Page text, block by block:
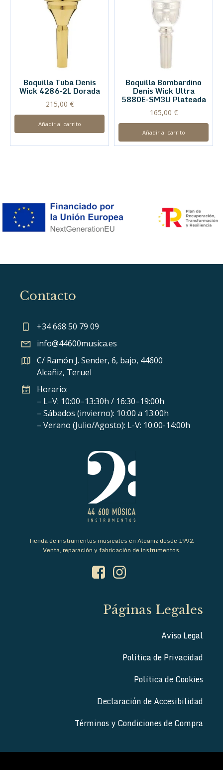
Boquilla Tuba Denis
Wick 4286-2L Dorada
215,00 €
Añadir al carrito
Boquilla Bombardino
Denis Wick Ultra
5880E-SM3U Plateada
165,00 €
Añadir al carrito
Contacto
+34 668 50 79 09
info@44600musica.es
C/ Ramón J. Sender, 6, bajo, 44600
Alcañiz, Teruel
Horario:
– L–V: 10:00–13:30h / 16:30–19:00h
– Sábados (invierno): 10:00 a 13:00h
– Verano (Julio/Agosto): L-V: 10:00-14:00h
Tienda de instrumentos musicales en Alcañiz desde 1992.
Venta, reparación y fabricación de instrumentos.
Páginas Legales
Aviso Legal
Política de Privacidad
Política de Cookies
Declaración de Accesibilidad
Términos y Condiciones de Compra